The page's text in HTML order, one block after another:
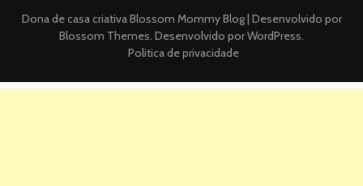
Dona de casa criativaBlossom Mommy Blog | Desenvolvido por
Blossom Themes. Desenvolvido porWordPress.
Politica de privacidade